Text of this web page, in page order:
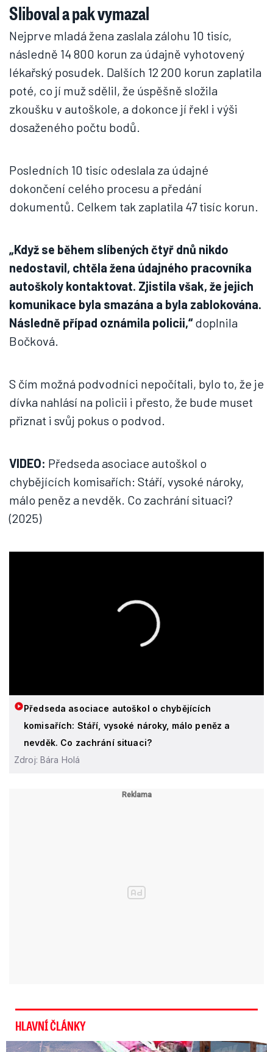
Sliboval a pak vymazal
Nejprve mladá žena zaslala zálohu 10 tisíc,
následně 14 800 korun za údajně vyhotovený
lékařský posudek. Dalších 12 200 korun zaplatila
poté, co jí muž sdělil, že úspěšně složila
zkoušku v autoškole, a dokonce jí řekl i výši
dosaženého počtu bodů.
Posledních 10 tisíc odeslala za údajné
dokončení celého procesu a předání
dokumentů. Celkem tak zaplatila 47 tisíc korun.
„Když se během slíbených čtyř dnů nikdo
nedostavil, chtěla žena údajného pracovníka
autoškoly kontaktovat. Zjistila však, že jejich
komunikace byla smazána a byla zablokována.
Následně případ oznámila policii,“doplnila
Bočková.
S čím možná podvodníci nepočítali, bylo to, že je
dívka nahlásí na policii i přesto, že bude muset
přiznat i svůj pokus o podvod.
VIDEO: Předseda asociace autoškol o
chybějících komisařích: Stáří, vysoké nároky,
málo peněz a nevděk. Co zachrání situaci?
(2025)
Předseda asociace autoškol o chybějících
komisařích: Stáří, vysoké nároky, málo peněz a
nevděk. Co zachrání situaci?
Zdroj: Bára Holá
HLAVNÍ ČLÁNKY